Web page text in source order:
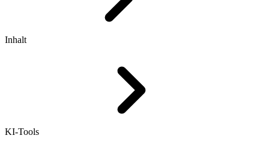
Inhalt
KI-Tools